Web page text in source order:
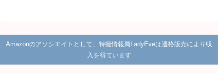
Amazonのアソシエイトとして、特撮情報局LadyEveは適格販売により収
入を得ています